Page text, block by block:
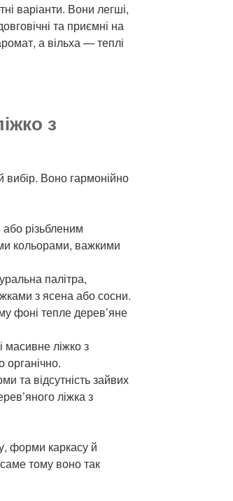
варіанти. Вони легші,
та приємні на
а вільха — теплі
з
вибір. Воно гармонійно
або різьбленим
кольорами, важкими
палітра,
з ясена або сосни.
фоні тепле дерев’яне
масивне ліжко з
органічно.
та відсутність зайвих
ліжка з
форми каркасу й
тому воно так